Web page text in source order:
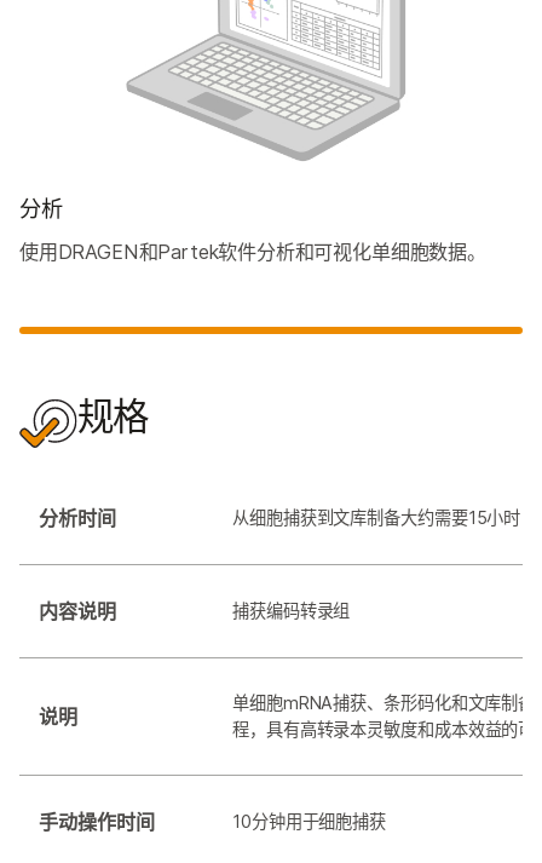
分析
使用DRAGEN和Partek软件分析和可视化单细胞数据。
规格
分析时间 从细胞捕获到文库制备大约需要15小时
内容说明 捕获编码转录组
说明
单细胞mRNA捕获、条形码化和文库制备
程，具有高转录本灵敏度和成本效益的可
手动操作时间 10分钟用于细胞捕获